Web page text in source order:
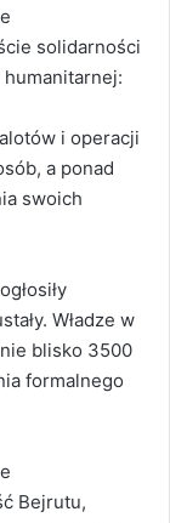
solidarności
humanitarnej:
i operacji
a ponad
swoich
Władze w
blisko 3500
formalnego
Bejrutu,